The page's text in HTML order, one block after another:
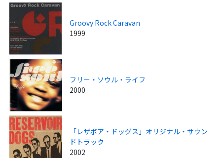
Groovy Rock Caravan
1999
フリー・ソウル・ライフ
2000
「レザボア・ドッグス」オリジナル・サウン
ドトラック
2002